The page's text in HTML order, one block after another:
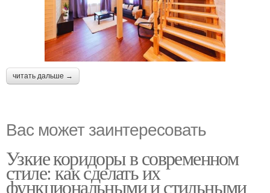
читать дальше →
Вас может заинтересовать
Узкие коридоры в современном
стиле: как сделать их
функциональными и стильными